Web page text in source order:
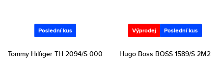
Poslední kus
Tommy Hilfiger TH 2094/S 000
Výprodej Poslední kus
Hugo Boss BOSS 1589/S 2M2